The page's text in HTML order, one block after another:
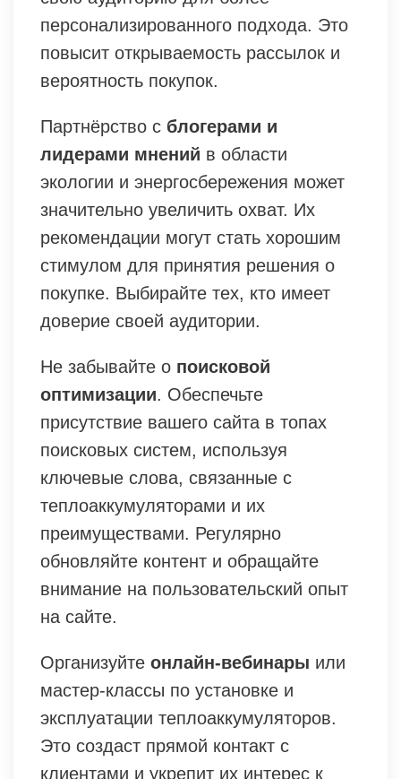
персонализированного подхода. Это
повысит открываемость рассылок и
вероятность покупок.
Партнёрство с блогерами и
лидерами мнений в области
экологии и энергосбережения может
значительно увеличить охват. Их
рекомендации могут стать хорошим
стимулом для принятия решения о
покупке. Выбирайте тех, кто имеет
доверие своей аудитории.
Не забывайте о поисковой
оптимизации. Обеспечьте
присутствие вашего сайта в топах
поисковых систем, используя
ключевые слова, связанные с
теплоаккумуляторами и их
преимуществами. Регулярно
обновляйте контент и обращайте
внимание на пользовательский опыт
на сайте.
Организуйте онлайн-вебинары или
мастер-классы по установке и
эксплуатации теплоаккумуляторов.
Это создаст прямой контакт с
клиентами и укрепит их интерес к